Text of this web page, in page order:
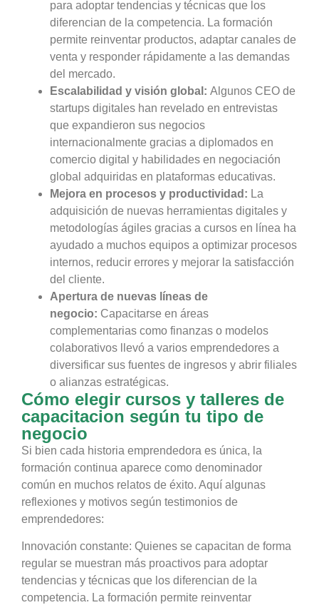
para adoptar tendencias y técnicas que los
diferencian de la competencia. La formación
permite reinventar productos, adaptar canales de
venta y responder rápidamente a las demandas
del mercado.
Escalabilidad y visión global: Algunos CEO de
startups digitales han revelado en entrevistas
que expandieron sus negocios
internacionalmente gracias a diplomados en
comercio digital y habilidades en negociación
global adquiridas en plataformas educativas.
Mejora en procesos y productividad: La
adquisición de nuevas herramientas digitales y
metodologías ágiles gracias a cursos en línea ha
ayudado a muchos equipos a optimizar procesos
internos, reducir errores y mejorar la satisfacción
del cliente.
Apertura de nuevas líneas de
negocio: Capacitarse en áreas
complementarias como finanzas o modelos
colaborativos llevó a varios emprendedores a
diversificar sus fuentes de ingresos y abrir filiales
o alianzas estratégicas.
Cómo elegir cursos y talleres de
capacitacion según tu tipo de
negocio
Si bien cada historia emprendedora es única, la
formación continua aparece como denominador
común en muchos relatos de éxito. Aquí algunas
reflexiones y motivos según testimonios de
emprendedores:
Innovación constante: Quienes se capacitan de forma
regular se muestran más proactivos para adoptar
tendencias y técnicas que los diferencian de la
competencia. La formación permite reinventar